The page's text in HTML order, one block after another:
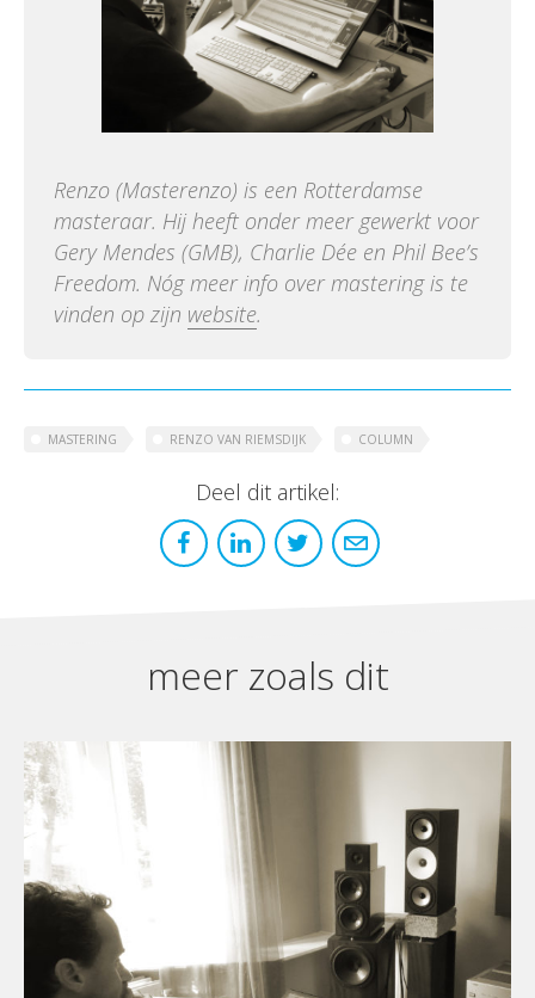
Renzo (Masterenzo) is een Rotterdamse
masteraar. Hij heeft onder meer gewerkt voor
Gery Mendes (GMB), Charlie Dée en Phil Bee’s
Freedom. Nóg meer info over mastering is te
vinden op zijn website.
MASTERING RENZO VAN RIEMSDIJK COLUMN
Deel dit artikel:
meer zoals dit